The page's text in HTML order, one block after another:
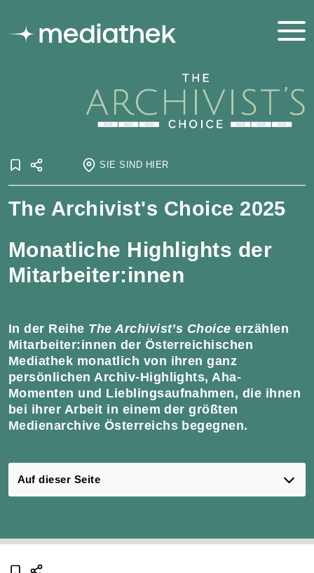
SIE SIND HIER
Startseite Onlineausstellungen
Archivist's Choice
Archivist's Choice 2025
The Archivist's Choice 2025
Monatliche Highlights der
Mitarbeiter:innen
In der Reihe The Archivist’s Choiceerzählen
Mitarbeiter:innen der Österreichischen
Mediathek monatlich von ihren ganz
persönlichen Archiv-Highlights, Aha-
Momenten und Lieblingsaufnahmen, die ihnen
bei ihrer Arbeit in einem der größten
Medienarchive Österreichs begegnen.
Auf dieser Seite